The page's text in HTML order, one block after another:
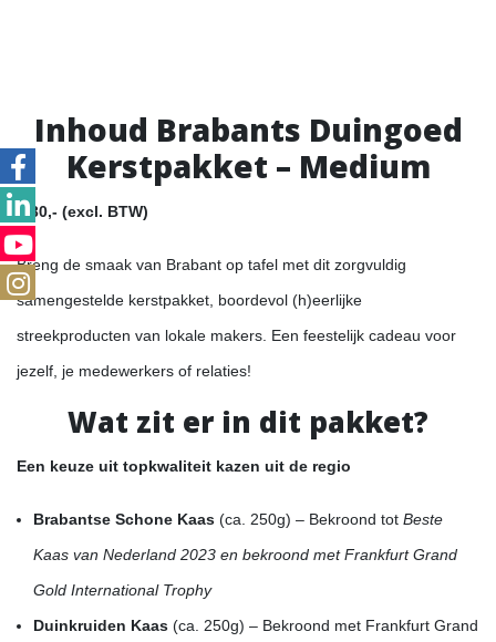
Inhoud Brabants Duingoed
Kerstpakket – Medium
€ 30,- (excl. BTW)
Breng de smaak van Brabant op tafel met dit zorgvuldig
samengestelde kerstpakket, boordevol (h)eerlijke
streekproducten van lokale makers. Een feestelijk cadeau voor
jezelf, je medewerkers of relaties!
Wat zit er in dit pakket?
Een keuze uit topkwaliteit kazen uit de regio
Brabantse Schone Kaas (ca. 250g) – Bekroond tot Beste
Kaas van Nederland 2023 en bekroond met Frankfurt Grand
Gold International Trophy
Duinkruiden Kaas (ca. 250g) – Bekroond met Frankfurt Grand